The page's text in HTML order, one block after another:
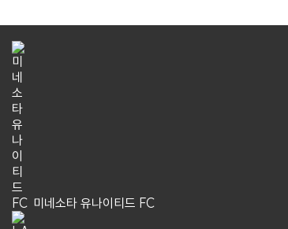
미네소타 유나이티드 FC